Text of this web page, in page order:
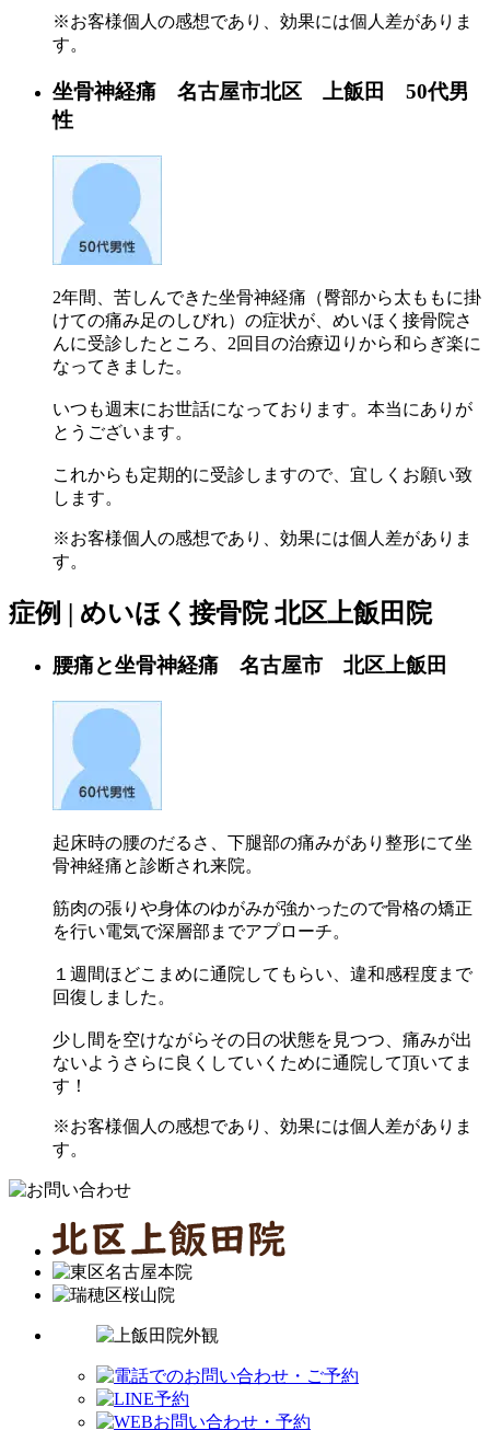
※お客様個人の感想であり、効果には個人差がありま
す。
坐骨神経痛 名古屋市北区 上飯田 50代男
性
2年間、苦しんできた坐骨神経痛（臀部から太ももに掛
けての痛み足のしびれ）の症状が、めいほく接骨院さ
んに受診したところ、2回目の治療辺りから和らぎ楽に
なってきました。
いつも週末にお世話になっております。本当にありが
とうございます。
これからも定期的に受診しますので、宜しくお願い致
します。
※お客様個人の感想であり、効果には個人差がありま
す。
症例 | めいほく接骨院 北区上飯田院
腰痛と坐骨神経痛 名古屋市 北区上飯田
起床時の腰のだるさ、下腿部の痛みがあり整形にて坐
骨神経痛と診断され来院。
筋肉の張りや身体のゆがみが強かったので骨格の矯正
を行い電気で深層部までアプローチ。
１週間ほどこまめに通院してもらい、違和感程度まで
回復しました。
少し間を空けながらその日の状態を見つつ、痛みが出
ないようさらに良くしていくために通院して頂いてま
す！
※お客様個人の感想であり、効果には個人差がありま
す。